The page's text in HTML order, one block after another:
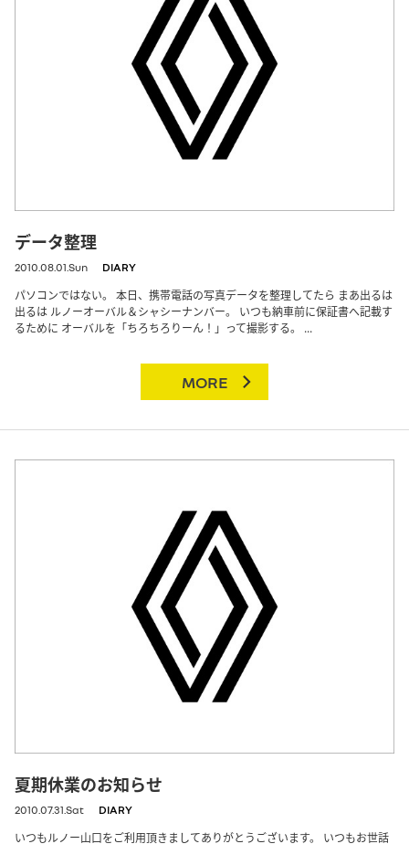
データ整理
2010.08.01.Sun DIARY
パソコンではない。 本日、携帯電話の写真データを整理してたら まあ出るは
出るは ルノーオーバル＆シャシーナンバー。 いつも納車前に保証書へ記載す
るために オーバルを「ちろちろりーん！」って撮影する。 ...
MORE
夏期休業のお知らせ
2010.07.31.Sat DIARY
いつもルノー山口をご利用頂きましてありがとうございます。 いつもお世話